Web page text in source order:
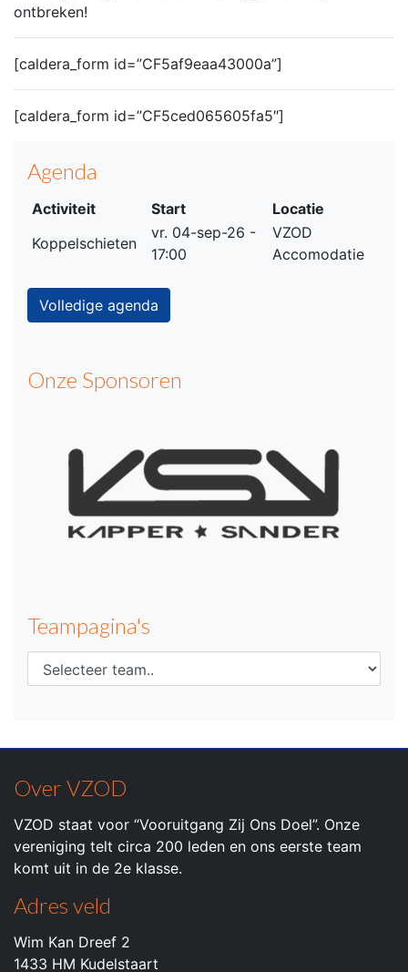
ontbreken!
[caldera_form id=”CF5af9eaa43000a”]
[caldera_form id=”CF5ced065605fa5″]
Agenda
Activiteit Start
Locatie
Koppelschieten
vr. 04-sep-26 -
17:00
VZOD
Accomodatie
Volledige agenda
Onze Sponsoren
Teampagina's
Over VZOD
VZOD staat voor “Vooruitgang Zij Ons Doel”. Onze
vereniging telt circa 200 leden en ons eerste team
komt uit in de 2e klasse.
Adres veld
Wim Kan Dreef 2
1433 HM Kudelstaart